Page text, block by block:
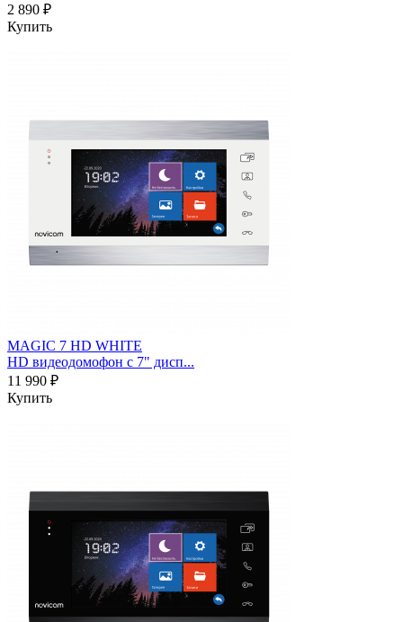
2 890 ₽
Купить
MAGIC 7 HD WHITE
HD видеодомофон с 7" дисп...
11 990 ₽
Купить